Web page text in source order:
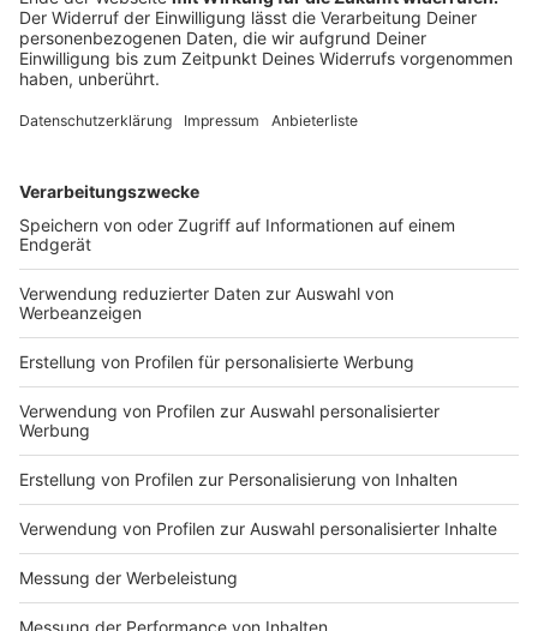
erreichen werden.“
Der Minister setzt darauf, dass zusätzliche Mittel und
beschleunigte Planungsverfahren den Ausbau in den
Anzeige
©José Narciandi
neue Radwege-Kilometer schaffen
Anzeige
Warum das Fahrrad immer wichtiger wird
Anzeige
Nach Einschätzung des Ministers gewinnt das Fahrrad